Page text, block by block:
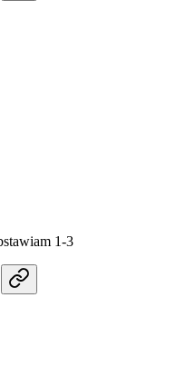
1-3